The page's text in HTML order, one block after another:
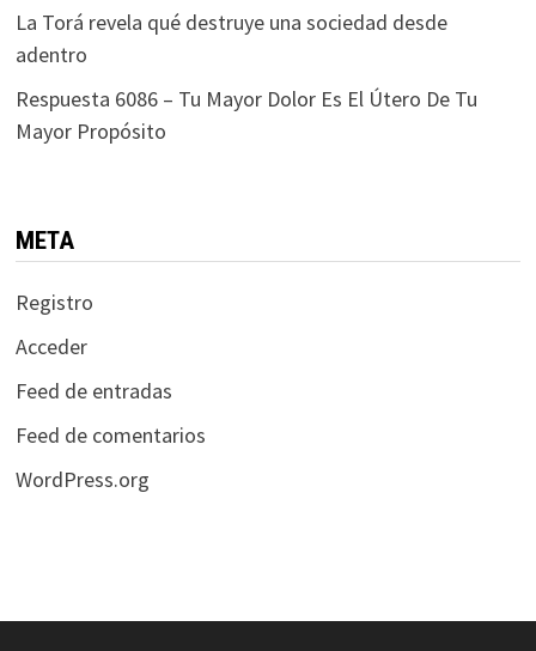
La Torá revela qué destruye una sociedad desde
adentro
Respuesta 6086 – Tu Mayor Dolor Es El Útero De Tu
Mayor Propósito
META
Registro
Acceder
Feed de entradas
Feed de comentarios
WordPress.org